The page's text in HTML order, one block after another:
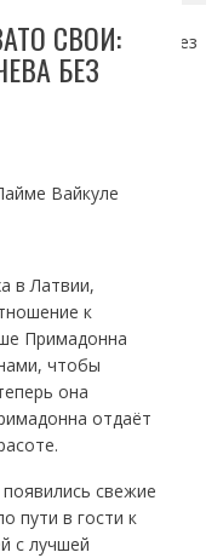
СВОИ:
БЕЗ
Вайкуле
в Латвии,
к
Примадонна
чтобы
она
отдаёт
свежие
пути в гости к
с лучшей